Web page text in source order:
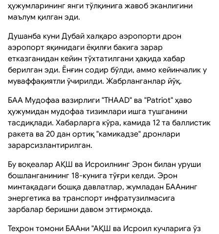
ҳужумларининг янги тўлқинига жавоб эканлигини
маълум қилган эди.
Душанба куни Дубай халқаро аэропорти дрон
аэропорт яқинидаги ёқилғи бакига зарар
етказганидан кейин тўхтатилгани ҳақида хабар
берилган эди. Ёнғин содир бўлди, аммо кейинчалик у
муваффақиятли ўчирилди. Жабрланганлар йўқ.
БАА Мудофаа вазирлиги "THAAD" ва "Patriot" ҳаво
ҳужумидан мудофаа тизимлари ишга тушганини
тасдиқлади. Хабарларга кўра, камида 12 та баллистик
ракета ва 20 дан ортиқ "камикадзе" дронлари
зарарсизлантирилган.
Бу воқеалар АҚШ ва Исроилнинг Эрон билан уруши
бошланганининг 18-кунига тўғри келди. Эрон
минтақадаги бошқа давлатлар, жумладан БААнинг
энергетика ва транспорт инфратузилмасига
зарбалар беришни давом эттирмоқда.
Теҳрон томони БААни "АҚШ ва Исроил кучларига ўз